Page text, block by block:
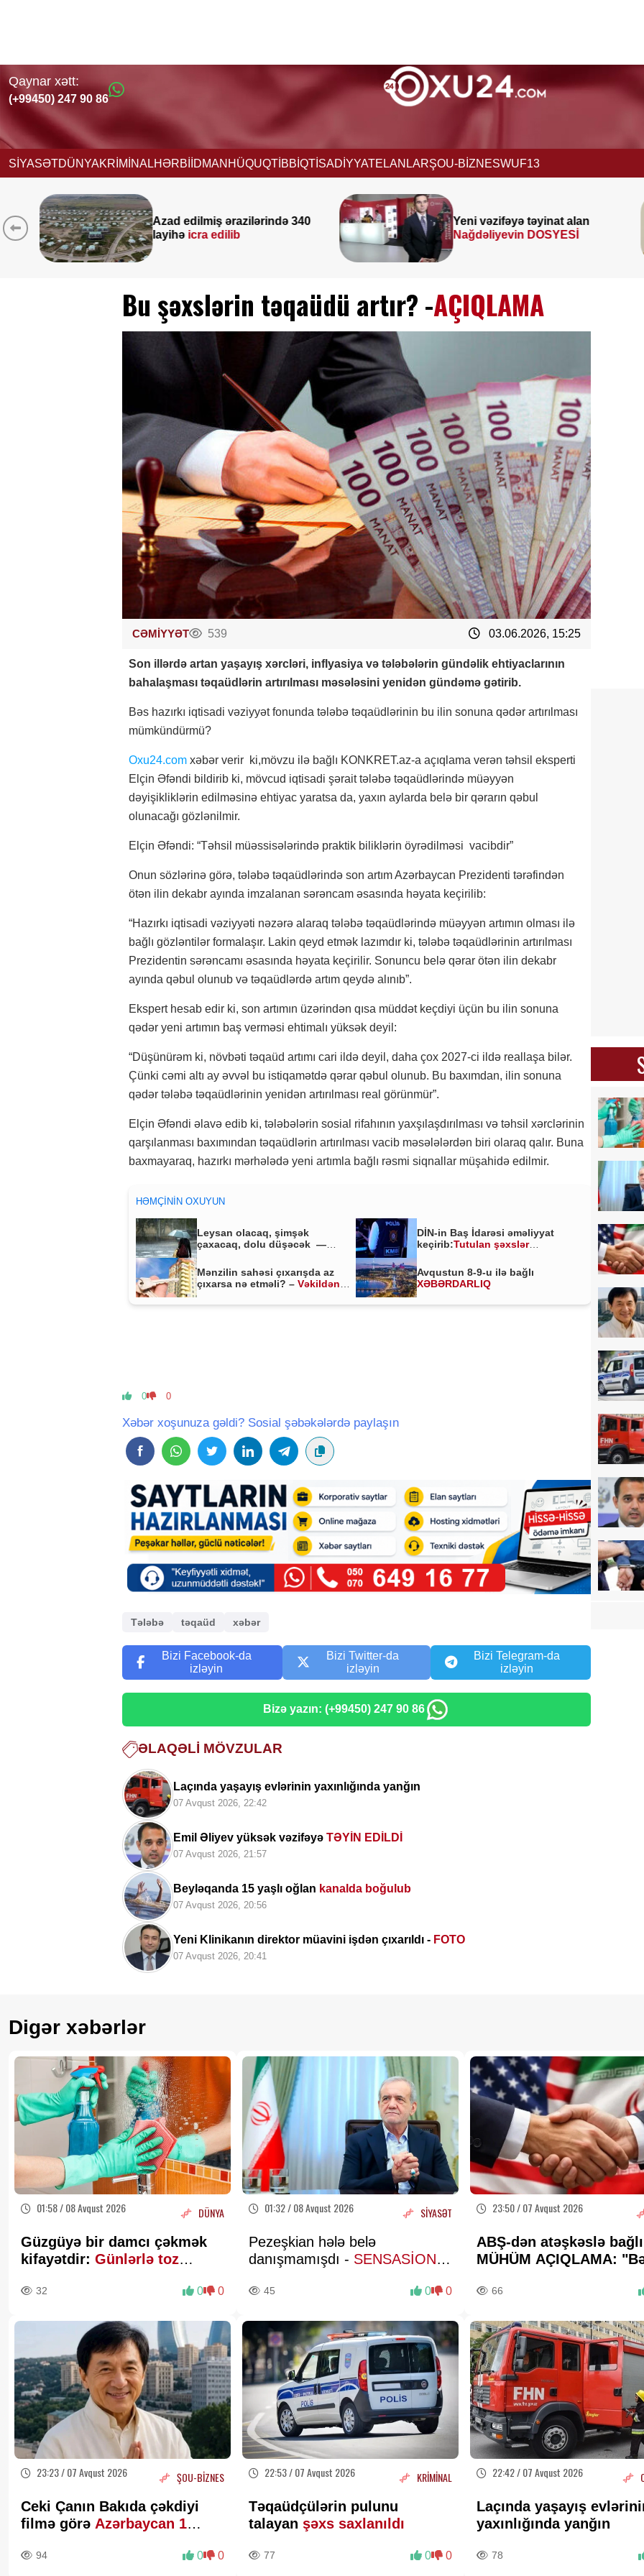
Qaynar xətt:
(+99450) 247 90 86
SİYASƏTDÜNYAKRİMİNAL HƏRBİİDMANHÜQUQTİBBİQTİSADİYYATELANLARŞOU-BİZNESWUF13
340
Yeni vəzifəyə təyinat alan
Nağdəliyevin DOSYESİ
PrezidentSƏRƏNCAM
İMZALADI
Bu şəxslərin təqaüdü artır? -AÇIQLAMA
CƏMİYYƏT 539 03.06.2026, 15:25
Son illərdə artan yaşayış xərcləri, inflyasiya və tələbələrin gündəlik ehtiyaclarının
bahalaşması təqaüdlərin artırılması məsələsini yenidən gündəmə gətirib.
Bəs hazırkı iqtisadi vəziyyət fonunda tələbə təqaüdlərinin bu ilin sonuna qədər artırılması
mümkündürmü?
Oxu24.com xəbər verir ki,mövzu ilə bağlı KONKRET.az-a açıqlama verən təhsil eksperti
Elçin Əfəndi bildirib ki, mövcud iqtisadi şərait tələbə təqaüdlərində müəyyən
dəyişikliklərin edilməsinə ehtiyac yaratsa da, yaxın aylarda belə bir qərarın qəbul
olunacağı gözlənilmir.
Elçin Əfəndi: “Təhsil müəssisələrində praktik biliklərin öyrədilməsi vacibdir”
Onun sözlərinə görə, tələbə təqaüdlərində son artım Azərbaycan Prezidenti tərəfindən
ötən ilin dekabr ayında imzalanan sərəncam əsasında həyata keçirilib:
“Hazırkı iqtisadi vəziyyəti nəzərə alaraq tələbə təqaüdlərində müəyyən artımın olması ilə
bağlı gözləntilər formalaşır. Lakin qeyd etmək lazımdır ki, tələbə təqaüdlərinin artırılması
Prezidentin sərəncamı əsasında həyata keçirilir. Sonuncu belə qərar ötən ilin dekabr
ayında qəbul olunub və təqaüdlərdə artım qeydə alınıb”.
Ekspert hesab edir ki, son artımın üzərindən qısa müddət keçdiyi üçün bu ilin sonuna
qədər yeni artımın baş verməsi ehtimalı yüksək deyil:
“Düşünürəm ki, növbəti təqaüd artımı cari ildə deyil, daha çox 2027-ci ildə reallaşa bilər.
Çünki cəmi altı ay əvvəl bu istiqamətdə qərar qəbul olunub. Bu baxımdan, ilin sonuna
qədər tələbə təqaüdlərinin yenidən artırılması real görünmür”.
Elçin Əfəndi əlavə edib ki, tələbələrin sosial rifahının yaxşılaşdırılması və təhsil xərclərinin
qarşılanması baxımından təqaüdlərin artırılması vacib məsələlərdən biri olaraq qalır. Buna
baxmayaraq, hazırkı mərhələdə yeni artımla bağlı rəsmi siqnallar müşahidə edilmir.
HƏMÇININ OXUYUN
Leysan olacaq, şimşək
çaxacaq, dolu düşəcək —
DİN-in Baş İdarəsi əməliyyat
keçirib:Tutulan şəxslər
Mənzilin sahəsi çıxarışda az
çıxarsa nə etməli? –Vəkildən
Avqustun 8-9-u ilə bağlı
XƏBƏRDARLIQ
0 0
Xəbər xoşunuza gəldi? Sosial şəbəkələrdə paylaşın
Tələbə təqaüd xəbər
Bizi Facebook-da
izləyin
Bizi Twitter-da
izləyin
Bizi Telegram-da
izləyin
Bizə yazın: (+99450) 247 90 86
ƏLAQƏLI MÖVZULAR
Laçında yaşayış evlərinin yaxınlığında yanğın
07 Avqust 2026, 22:42
Emil Əliyev yüksək vəzifəyə TƏYİN EDİLDİ
07 Avqust 2026, 21:57
Beyləqanda 15 yaşlı oğlan kanalda boğulub
07 Avqust 2026, 20:56
Yeni Klinikanın direktor müavini işdən çıxarıldı - FOTO
07 Avqust 2026, 20:41
Digər xəbərlər
01:58 / 08 Avqust 2026 DÜNYA
Güzgüyə bir damcı çəkmək
kifayətdir: Günlərlə toz
32 0 0
01:32 / 08 Avqust 2026 SİYASƏT
Pezeşkian hələ belə
danışmamışdı - SENSASİON
45 0 0
23:50 / 07 Avqust 2026
ABŞ-dən atəşkəslə bağlı
MÜHÜM AÇIQLAMA:
66
23:23 / 07 Avqust 2026 ŞOU-BİZNES
Ceki Çanın Bakıda çəkdiyi
filmə görə Azərbaycan 1
94 0 0
22:53 / 07 Avqust 2026 KRİMİNAL
Təqaüdçülərin pulunu
talayan şəxs saxlanıldı
77 0 0
22:42 / 07 Avqust 2026
Laçında yaşayış
yaxınlığında yanğın
78